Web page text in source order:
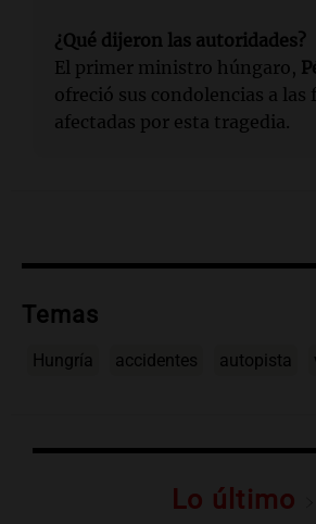
¿Qué dijeron las autoridades?
El primer ministro húngaro,
ofreció sus condolencias a las
afectadas por esta tragedia.
Temas
Hungría accidentes autopista
Lo último